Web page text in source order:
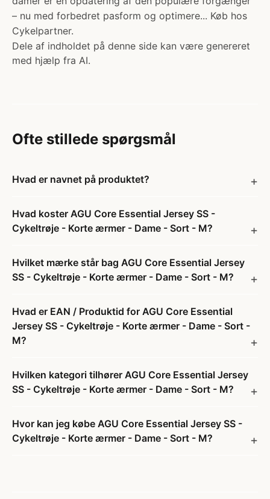
– nu med forbedret pasform og optimere... Køb hos
Cykelpartner.
Dele af indholdet på denne side kan være genereret
med hjælp fra AI.
Ofte stillede spørgsmål
Hvad er navnet på produktet?
Hvad koster AGU Core Essential Jersey SS -
Cykeltrøje - Korte ærmer - Dame - Sort - M?
Hvilket mærke står bag AGU Core Essential Jersey
SS - Cykeltrøje - Korte ærmer - Dame - Sort - M?
Hvad er EAN / Produktid for AGU Core Essential
Jersey SS - Cykeltrøje - Korte ærmer - Dame - Sort -
M?
Hvilken kategori tilhører AGU Core Essential Jersey
SS - Cykeltrøje - Korte ærmer - Dame - Sort - M?
Hvor kan jeg købe AGU Core Essential Jersey SS -
Cykeltrøje - Korte ærmer - Dame - Sort - M?